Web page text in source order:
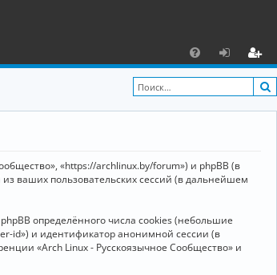
F
A
х
о
ег
и
«https://archlinux.by/forum») и phpBB (в
ваших пользовательских сессий (в дальнейшем
определённого числа cookies (небольшие
id») и идентификатор анонимной сессии (в
«Arch Linux - Русскоязычное Сообщество» и